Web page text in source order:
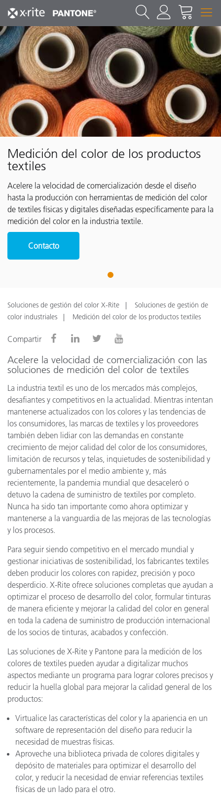
Medición del color de los productos
textiles
Acelere la velocidad de comercialización desde el diseño
hasta la producción con herramientas de medición del color
de textiles físicas y digitales diseñadas específicamente para la
medición del color en la industria textile.
Contacto
1
Soluciones de gestión del color X-Rite
Soluciones de gestión de
color industriales
Medición del color de los productos textiles
Compartir
Acelere la velocidad de comercialización con las
soluciones de medición del color de textiles
La industria textil es uno de los mercados más complejos,
desafiantes y competitivos en la actualidad. Mientras intentan
mantenerse actualizados con los colores y las tendencias de
los consumidores, las marcas de textiles y los proveedores
también deben lidiar con las demandas en constante
crecimiento de mejor calidad del color de los consumidores,
limitación de recursos y telas, inquietudes de sostenibilidad y
gubernamentales por el medio ambiente y, más
recientemente, la pandemia mundial que desaceleró o
detuvo la cadena de suministro de textiles por completo.
Nunca ha sido tan importante como ahora optimizar y
mantenerse a la vanguardia de las mejoras de las tecnologías
y los procesos.
Para seguir siendo competitivo en el mercado mundial y
gestionar iniciativas de sostenibilidad, los fabricantes textiles
deben producir los colores con rapidez, precisión y poco
desperdicio. X-Rite ofrece soluciones completas que ayudan a
optimizar el proceso de desarrollo del color, formular tinturas
de manera eficiente y mejorar la calidad del color en general
en toda la cadena de suministro de producción internacional
de los socios de tinturas, acabados y confección.
Las soluciones de X-Rite y Pantone para la medición de los
colores de textiles pueden ayudar a digitalizar muchos
aspectos mediante un programa para lograr colores precisos y
reducir la huella global para mejorar la calidad general de los
productos:
Virtualice las características del color y la apariencia en un
software de representación del diseño para reducir la
necesidad de muestras físicas.
Aproveche una biblioteca privada de colores digitales y
depósito de materiales para optimizar el desarrollo del
color, y reducir la necesidad de enviar referencias textiles
físicas de un lado para el otro.